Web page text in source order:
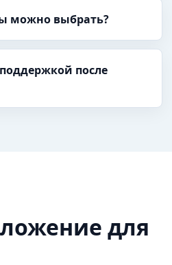
можно выбрать?
после
для